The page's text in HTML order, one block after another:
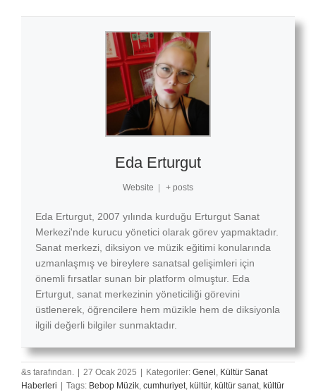
Eda Erturgut
Website | + posts
Eda Erturgut, 2007 yılında kurduğu Erturgut Sanat
Merkezi'nde kurucu yönetici olarak görev yapmaktadır.
Sanat merkezi, diksiyon ve müzik eğitimi konularında
uzmanlaşmış ve bireylere sanatsal gelişimleri için
önemli fırsatlar sunan bir platform olmuştur. Eda
Erturgut, sanat merkezinin yöneticiliği görevini
üstlenerek, öğrencilere hem müzikle hem de diksiyonla
ilgili değerli bilgiler sunmaktadır.
&s tarafından. | 27 Ocak 2025 | Kategoriler: Genel Kültür Sanat
Haberleri | Tags: Bebop Müzik cumhuriyet kültür, kültür sanat kültür